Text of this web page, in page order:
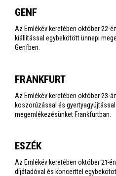
GENF
Az Emlékév keretében október 22-
kiállítással egybekötött ünnepi
Genfben.
FRANKFURT
Az Emlékév keretében október 23-
koszorúzással és
megemlékezésünket Frankfurtban.
ESZÉK
Az Emlékév keretében október 21-
díjátadóval és koncerttel